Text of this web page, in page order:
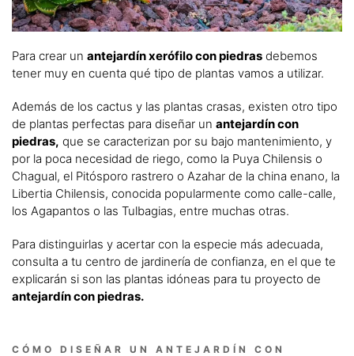
Para crear un antejardín xerófilo con piedras debemos
tener muy en cuenta qué tipo de plantas vamos a utilizar.
Además de los cactus y las plantas crasas, existen otro tipo
de plantas perfectas para diseñar un antejardín con
piedras, que se caracterizan por su bajo mantenimiento, y
por la poca necesidad de riego, como la Puya Chilensis o
Chagual, el Pitósporo rastrero o Azahar de la china enano, la
Libertia Chilensis, conocida popularmente como calle-calle,
los Agapantos o las Tulbagias, entre muchas otras.
Para distinguirlas y acertar con la especie más adecuada,
consulta a tu centro de jardinería de confianza, en el que te
explicarán si son las plantas idóneas para tu proyecto de
antejardín con piedras.
CÓMO DISEÑAR UN ANTEJARDÍN CON